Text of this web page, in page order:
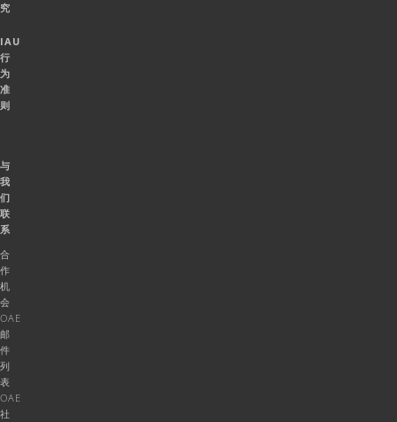
究
IAU
行
为
准
则
与
我
们
联
系
合
作
机
会
OAE
邮
件
列
表
OAE
社